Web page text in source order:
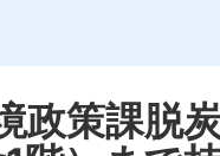
政策課脱